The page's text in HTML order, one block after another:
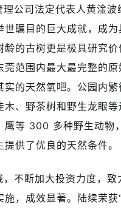
公司法定代表人黄淦
瞩目的巨大成就，成
的古树更是极具研究
范围内最大最完整的
的天然氧吧。公园内繁
、野茶树和野生龙眼等
鹰等 300 多种野生动物
供了优良的天然条件。
不断加大投资力度，
，成效显著。陆续荣